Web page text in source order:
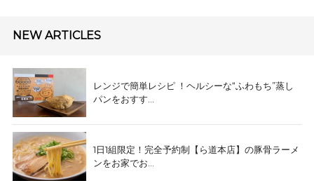
NEW ARTICLES
レンジで簡単レシピ ！ヘルシーな“ふわもち”蒸し
パンをおすす...
1日1組限定！完全予約制【ら道本店】の豚骨ラーメ
ンをお家でお...